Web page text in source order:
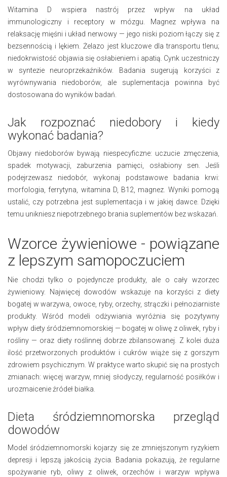
Witamina D wspiera nastrój przez wpływ na układ
immunologiczny i receptory w mózgu. Magnez wpływa na
relaksację mięśni i układ nerwowy — jego niski poziom łączy się z
bezsennością i lękiem. Żelazo jest kluczowe dla transportu tlenu;
niedokrwistość objawia się osłabieniem i apatią. Cynk uczestniczy
w syntezie neuroprzekaźników. Badania sugerują korzyści z
wyrównywania niedoborów, ale suplementacja powinna być
dostosowana do wyników badań.
Jak rozpoznać niedobory i kiedy
wykonać badania?
Objawy niedoborów bywają niespecyficzne: uczucie zmęczenia,
spadek motywacji, zaburzenia pamięci, osłabiony sen. Jeśli
podejrzewasz niedobór, wykonaj podstawowe badania krwi:
morfologia, ferrytyna, witamina D, B12, magnez. Wyniki pomogą
ustalić, czy potrzebna jest suplementacja i w jakiej dawce. Dzięki
temu unikniesz niepotrzebnego brania suplementów bez wskazań.
Wzorce żywieniowe - powiązane
z lepszym samopoczuciem
Nie chodzi tylko o pojedyncze produkty, ale o cały wzorzec
żywieniowy. Najwięcej dowodów wskazuje na korzyści z diety
bogatej w warzywa, owoce, ryby, orzechy, strączki i pełnoziarniste
produkty. Wśród modeli odżywiania wyróżnia się pozytywny
wpływ diety śródziemnomorskiej — bogatej w oliwę z oliwek, ryby i
rośliny — oraz diety roślinnej dobrze zbilansowanej. Z kolei duża
ilość przetworzonych produktów i cukrów wiąże się z gorszym
zdrowiem psychicznym. W praktyce warto skupić się na prostych
zmianach: więcej warzyw, mniej słodyczy, regularność posiłków i
urozmaicenie źródeł białka.
Dieta śródziemnomorska przegląd
dowodów
Model śródziemnomorski kojarzy się ze zmniejszonym ryzykiem
depresji i lepszą jakością życia. Badania pokazują, że regularne
spożywanie ryb, oliwy z oliwek, orzechów i warzyw wpływa